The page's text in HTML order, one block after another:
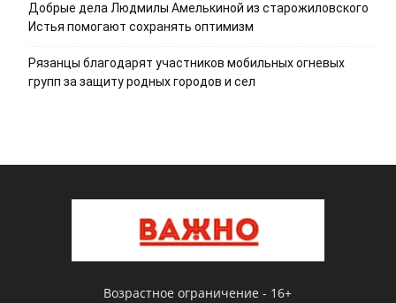
Добрые дела Людмилы Амелькиной из старожиловского
Истья помогают сохранять оптимизм
Рязанцы благодарят участников мобильных огневых
групп за защиту родных городов и сел
Возрастное ограничение - 16+